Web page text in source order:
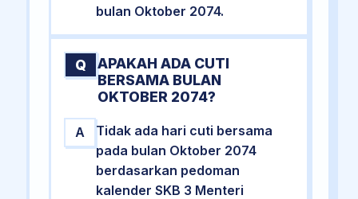
bulan Oktober 2074.
Q
APAKAH ADA CUTI
BERSAMA BULAN
OKTOBER 2074?
A
Tidak ada hari cuti bersama
pada bulan Oktober 2074
berdasarkan pedoman
kalender SKB 3 Menteri